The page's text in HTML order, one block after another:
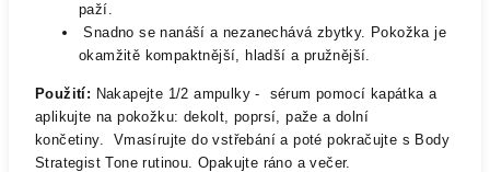
paží.
Snadno se nanáší a nezanechává zbytky. Pokožka je
okamžitě kompaktnější, hladší a pružnější.
Použití: Nakapejte 1/2 ampulky - sérum pomocí kapátka a
aplikujte na pokožku: dekolt, poprsí, paže a dolní
končetiny. Vmasírujte do vstřebání a poté pokračujte s Body
Strategist Tone rutinou. Opakujte ráno a večer.